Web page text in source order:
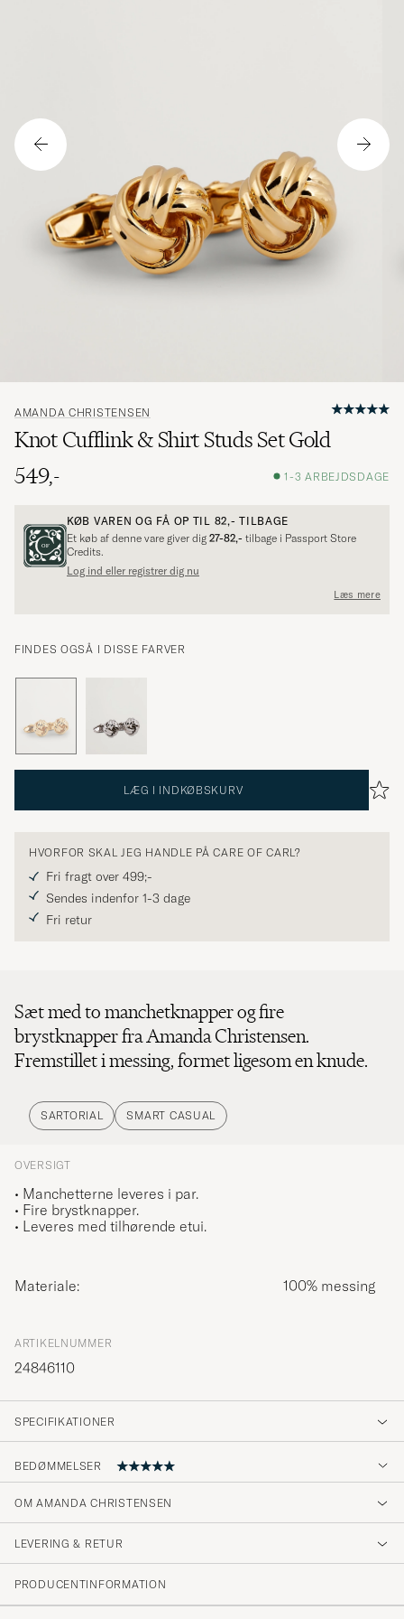
AMANDA CHRISTENSEN
Knot Cufflink & Shirt Studs Set Gold
549,-
1-3 ARBEJDSDAGE
KØB VAREN OG FÅ OP TIL 82,- TILBAGE
Et køb af denne vare giver dig 27-82,- tilbage i Passport Store
Credits.
Log ind eller registrer dig nu
Læs mere
FINDES OGSÅ I DISSE FARVER
LÆG I INDKØBSKURV
HVORFOR SKAL JEG HANDLE PÅ CARE OF CARL?
Fri fragt over 499;-
Sendes indenfor 1-3 dage
Fri retur
Sæt med to manchetknapper og fire
brystknapper fra Amanda Christensen.
Fremstillet i messing, formet ligesom en knude.
SARTORIAL SMART CASUAL
OVERSIGT
• Manchetterne leveres i par.
• Fire brystknapper.
• Leveres med tilhørende etui.
Materiale: 100% messing
ARTIKELNUMMER
24846110
SPECIFIKATIONER
BEDØMMELSER
Exactly as in the description
KØBTE PÅ CAREOFCARL.FI
OM AMANDA CHRISTENSEN
LEVERING & RETUR
PRODUCENTINFORMATION